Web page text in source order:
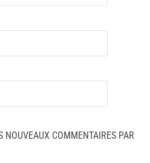
NOUVEAUX COMMENTAIRES PAR